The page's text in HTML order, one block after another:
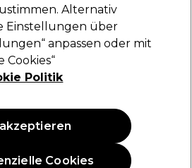
Augenbrauenpflege
nach:
ANGEBOT
Alternativ
Einstellungen über
anpassen oder mit
Cookies“
Politik
Cookies